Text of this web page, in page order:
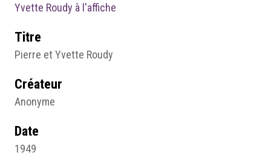
Yvette Roudy à l'affiche
Titre
Pierre et Yvette Roudy
Créateur
Anonyme
Date
1949